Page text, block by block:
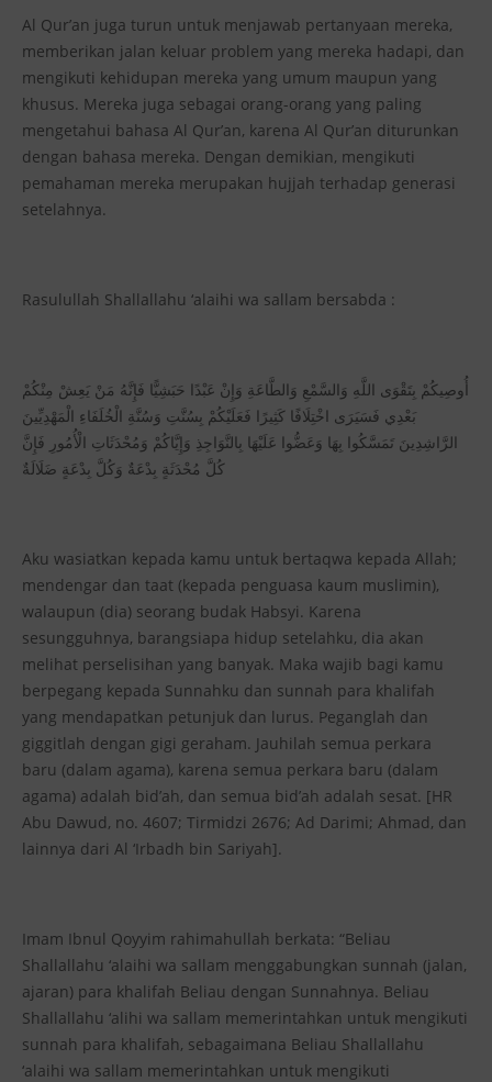
Al Qur’an juga turun untuk menjawab pertanyaan mereka,
memberikan jalan keluar problem yang mereka hadapi, dan
mengikuti kehidupan mereka yang umum maupun yang
khusus. Mereka juga sebagai orang-orang yang paling
mengetahui bahasa Al Qur’an, karena Al Qur’an diturunkan
dengan bahasa mereka. Dengan demikian, mengikuti
pemahaman mereka merupakan hujjah terhadap generasi
setelahnya.
Rasulullah Shallallahu ‘alaihi wa sallam bersabda :
أُوصِيكُمْ بِتَقْوَى اللَّهِ وَالسَّمْعِ وَالطَّاعَةِ وَإِنْ عَبْدًا حَبَشِيًّا فَإِنَّهُ مَنْ يَعِشْ مِنْكُمْ
بَعْدِي فَسَيَرَى اخْتِلَافًا كَثِيرًا فَعَلَيْكُمْ بِسُنَّتِ وَسُنَّةِ الْخُلَفَاءِ الْمَهْدِيِّينَ
الرَّاشِدِينَ تَمَسَّكُوا بِهَا وَعَضُّوا عَلَيْهَا بِالنَّوَاجِذِ وَإِيَّاكُمْ وَمُحْدَثَاتِ الْأُمُورِ فَإِنَّ
كُلَّ مُحْدَثَةٍ بِدْعَةٌ وَكُلَّ بِدْعَةٍ ضَلَالَةٌ
Aku wasiatkan kepada kamu untuk bertaqwa kepada Allah;
mendengar dan taat (kepada penguasa kaum muslimin),
walaupun (dia) seorang budak Habsyi. Karena
sesungguhnya, barangsiapa hidup setelahku, dia akan
melihat perselisihan yang banyak. Maka wajib bagi kamu
berpegang kepada Sunnahku dan sunnah para khalifah
yang mendapatkan petunjuk dan lurus. Peganglah dan
giggitlah dengan gigi geraham. Jauhilah semua perkara
baru (dalam agama), karena semua perkara baru (dalam
agama) adalah bid’ah, dan semua bid’ah adalah sesat. [HR
Abu Dawud, no. 4607; Tirmidzi 2676; Ad Darimi; Ahmad, dan
lainnya dari Al ‘Irbadh bin Sariyah].
Imam Ibnul Qoyyim rahimahullah berkata: “Beliau
Shallallahu ‘alaihi wa sallam menggabungkan sunnah (jalan,
ajaran) para khalifah Beliau dengan Sunnahnya. Beliau
Shallallahu ‘alihi wa sallam memerintahkan untuk mengikuti
sunnah para khalifah, sebagaimana Beliau Shallallahu
‘alaihi wa sallam memerintahkan untuk mengikuti